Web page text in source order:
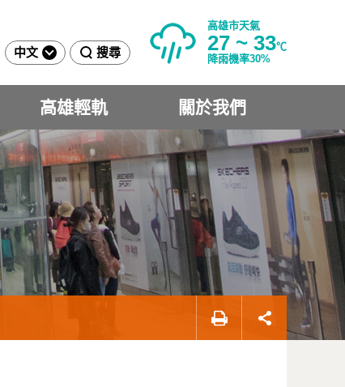
中文 搜尋
高雄市天氣
27 ~ 33℃
降雨機率30%
高雄輕軌 關於我們